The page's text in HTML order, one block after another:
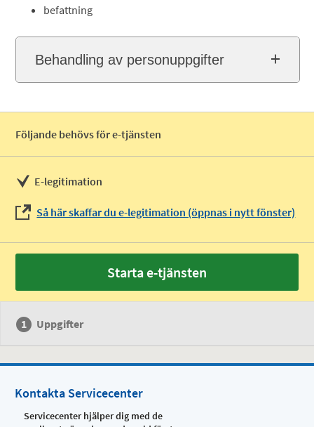
befattning
Behandling av personuppgifter
Följande behövs för e-tjänsten
E-legitimation
Så här skaffar du e-legitimation (öppnas i nytt fönster)
Starta e-tjänsten
Uppgifter
Kontakta Servicecenter
Servicecenter hjälper dig med de